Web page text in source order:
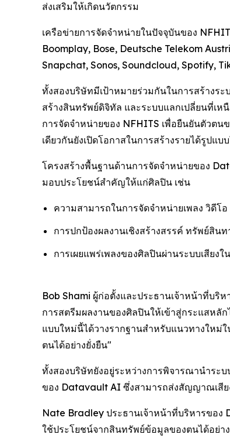
ส่งเสริมให้เกิดนวัตกรรม
เครือข่ายการจัดจำหน่ายในปัจจุบันของ
Boomplay, Bose, Deutsche Telekom
Snapchat, Sonos, Soundcloud, Spotify,
ทั้งสองบริษัทมีเป้าหมายร่วมกันในการสร้างร
สร้างสินทรัพย์ดิจิทัล และระบบแลกเปลี่ยนที่เห
การจัดจำหน่ายของ NFHITS เพื่อยืนยันตัวต
เดียวกันยังเปิดโอกาสในการสร้างรายได้รูปแ
โครงสร้างพื้นฐานด้านการจัดจำหน่ายของ
มอบประโยชน์สำคัญให้แก่ศิลปิน เช่น
ความสามารถในการจัดจำหน่ายเพลง วิดีโ
การปกป้องผลงานเชิงสร้างสรรค์ ทรัพย์สิ
การเผยแพร่เพลงของศิลปินผ่านระบบเสีย
Bob Shami ผู้ก่อตั้งและประธานเจ้าหน้าที่บริ
การสตรีมผลงานของศิลปินให้เข้าสู่กระแสหลั
แบบใหม่นี้ได้วางรากฐานสำหรับแนวทางใหม่
ตนได้อย่างยั่งยืน"
ทั้งสองบริษัทยังอยู่ระหว่างการพิจารณานำระ
ของ Datavault AI ซึ่งสามารถส่งสัญญาณเสีย
Nate Bradley ประธานเจ้าหน้าที่บริหารขอ
ใช้ประโยชน์จากสินทรัพย์ข้อมูลของตนได้อย่า